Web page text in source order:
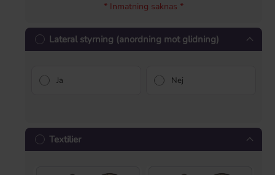
* Inmatning saknas *
Lateral styrning (anordning mot glidning)
Ja Nej
Textilier